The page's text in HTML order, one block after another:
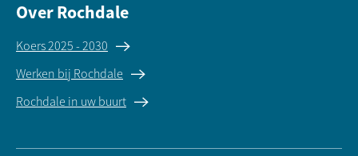
Over Rochdale
Koers 2025 - 2030
Werken bij Rochdale
Rochdale in uw buurt